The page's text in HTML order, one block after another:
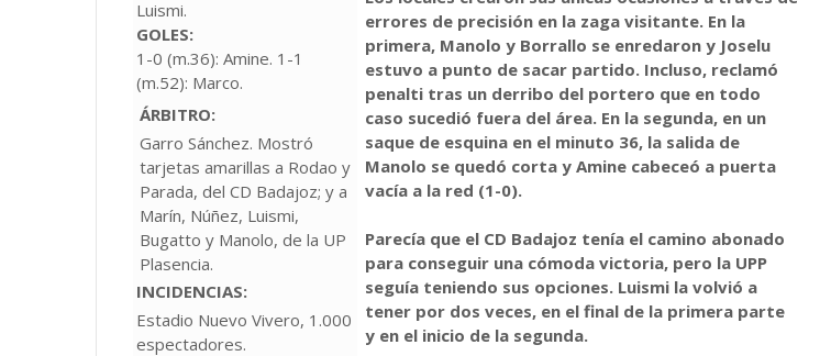
Luismi.
GOLES:
1-0 (m.36): Amine. 1-1
(m.52): Marco.
ÁRBITRO:
Garro Sánchez. Mostró
tarjetas amarillas a Rodao y
Parada, del CD Badajoz; y a
Marín, Núñez, Luismi,
Bugatto y Manolo, de la UP
Plasencia.
INCIDENCIAS:
Estadio Nuevo Vivero, 1.000
espectadores.
errores de precisión en la zaga visitante. En la
primera, Manolo y Borrallo se enredaron y Joselu
estuvo a punto de sacar partido. Incluso, reclamó
penalti tras un derribo del portero que en todo
caso sucedió fuera del área. En la segunda, en un
saque de esquina en el minuto 36, la salida de
Manolo se quedó corta y Amine cabeceó a puerta
vacía a la red (1-0).
Parecía que el CD Badajoz tenía el camino abonado
para conseguir una cómoda victoria, pero la UPP
seguía teniendo sus opciones. Luismi la volvió a
tener por dos veces, en el final de la primera parte
y en el inicio de la segunda.